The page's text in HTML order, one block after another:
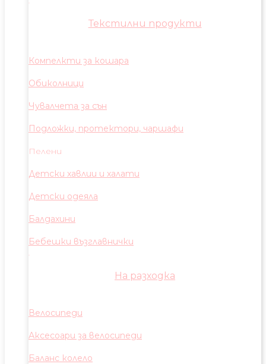
Текстилни продукти
Компелкти за кошара
Обиколници
Чувалчета за сън
Подложки, протектори, чаршафи
Пелени
Детски хавлии и халати
Детски одеяла
Балдахини
Бебешки възглавнички
На разходка
Велосипеди
Аксесоари за велосипеди
Баланс колело